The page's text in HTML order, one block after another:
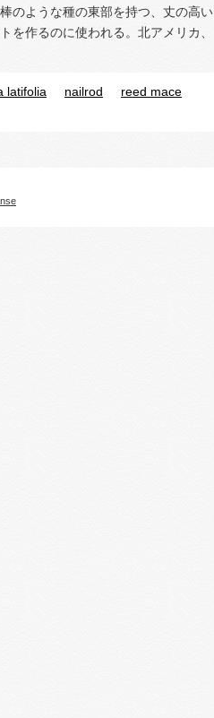
のような種の東部を持つ、丈の高い
を作るのに使われる。北アメリカ、
latifolia nailrod
reed mace